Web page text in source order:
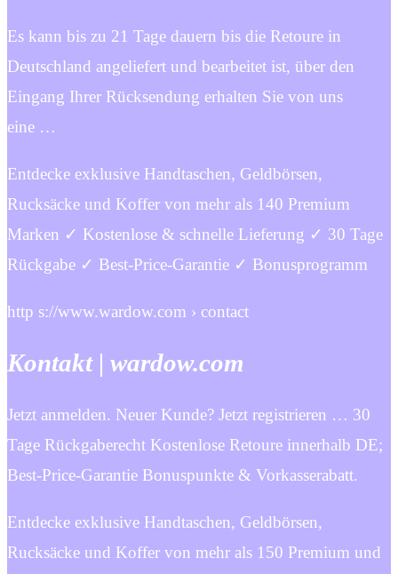
Es kann bis zu 21 Tage dauern bis die Retoure in
Deutschland angeliefert und bearbeitet ist, über den
Eingang Ihrer Rücksendung erhalten Sie von uns
eine …
Entdecke exklusive Handtaschen, Geldbörsen,
Rucksäcke und Koffer von mehr als 140 Premium
Marken ✓ Kostenlose & schnelle Lieferung ✓ 30 Tage
Rückgabe ✓ Best-Price-Garantie ✓ Bonusprogramm
http s://www.wardow.com › contact
Kontakt | wardow.com
Jetzt anmelden. Neuer Kunde? Jetzt registrieren … 30
Tage Rückgaberecht Kostenlose Retoure innerhalb DE;
Best-Price-Garantie Bonuspunkte & Vorkasserabatt.
Entdecke exklusive Handtaschen, Geldbörsen,
Rucksäcke und Koffer von mehr als 150 Premium und